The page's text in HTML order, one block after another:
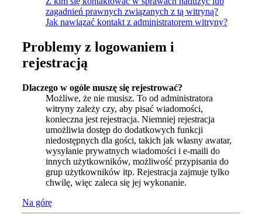
zagadnień prawnych związanych z tą witryną?
Jak nawiązać kontakt z administratorem witryny?
Problemy z logowaniem i
rejestracją
Dlaczego w ogóle muszę się rejestrować?
Możliwe, że nie musisz. To od administratora
witryny zależy czy, aby pisać wiadomości,
konieczna jest rejestracja. Niemniej rejestracja
umożliwia dostęp do dodatkowych funkcji
niedostępnych dla gości, takich jak własny awatar,
wysyłanie prywatnych wiadomości i e-maili do
innych użytkowników, możliwość przypisania do
grup użytkowników itp. Rejestracja zajmuje tylko
chwilę, więc zaleca się jej wykonanie.
Na górę